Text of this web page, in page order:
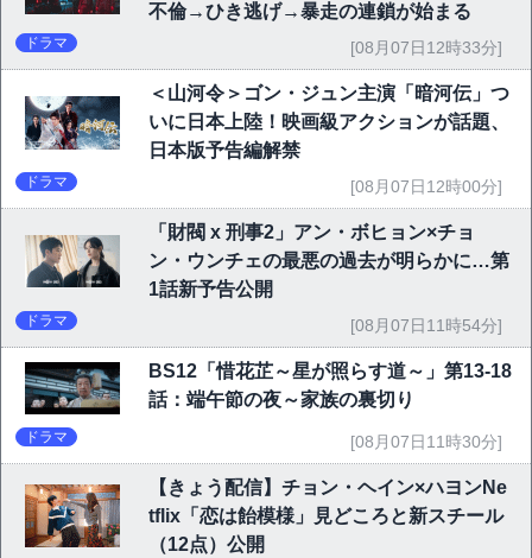
不倫→ひき逃げ→暴走の連鎖が始まる
ドラマ [08月07日12時33分]
＜山河令＞ゴン・ジュン主演「暗河伝」つ
いに日本上陸！映画級アクションが話題、
日本版予告編解禁
ドラマ [08月07日12時00分]
「財閥 x 刑事2」アン・ボヒョン×チョ
ン・ウンチェの最悪の過去が明らかに…第
1話新予告公開
ドラマ [08月07日11時54分]
BS12「惜花芷～星が照らす道～」第13-18
話：端午節の夜～家族の裏切り
ドラマ [08月07日11時30分]
【きょう配信】チョン・ヘイン×ハヨンNe
tflix「恋は飴模様」見どころと新スチール
（12点）公開